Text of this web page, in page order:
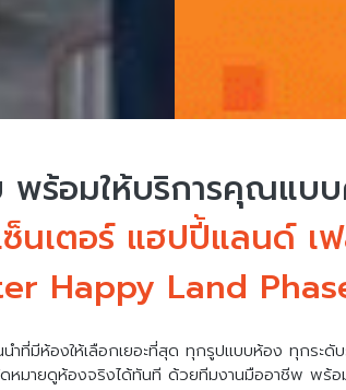
พร้อมให้บริการคุณแบ
นเตอร์ แฮปปี้แลนด์ เ
Happy Land
ที่มีห้องให้เลือกเยอะที่สุด ทุกรูปแบบห้อง ทุกระดั
ดหมายดูห้องจริงได้ทันที ด้วยทีมงานมืออาชีพ พร้